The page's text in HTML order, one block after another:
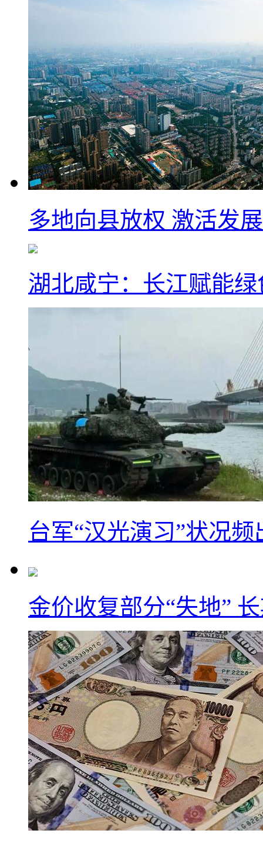
多地向县放权 激活发
湖北咸宁：长江赋能
台军“汉光演习”状况
金价收复部分“失地”